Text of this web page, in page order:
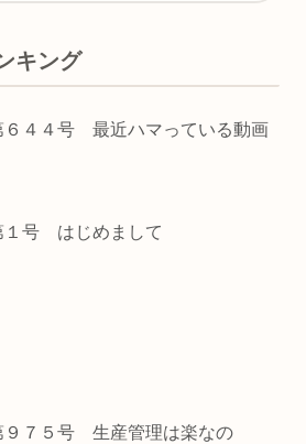
キング
６４４号 最近ハマっている動画
１号 はじめまして
９７５号 生産管理は楽なの